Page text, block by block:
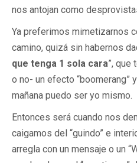
nos antojan como
Ya preferimos mimetizarnos
camino, quizá sin habernos
que tenga 1 sola cara”, que
o no- un efecto “boomerang”
mañana puedo ser yo mismo.
Entonces será cuando nos
caigamos del “guindo” e
arregla con un mensaje o un